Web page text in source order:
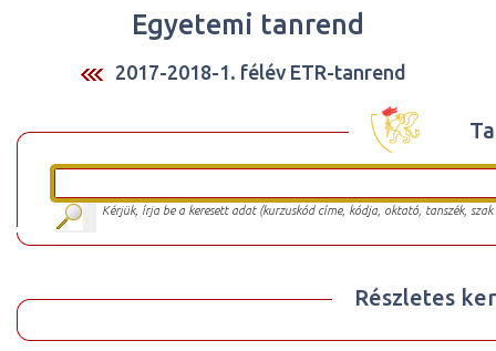
Egyetemi tanrend
2017-2018-1. félév ETR-tanrend
Kérjük, írja be a keresett adat (kurzuskód címe, kódja, oktató, tanszék,
Részletes